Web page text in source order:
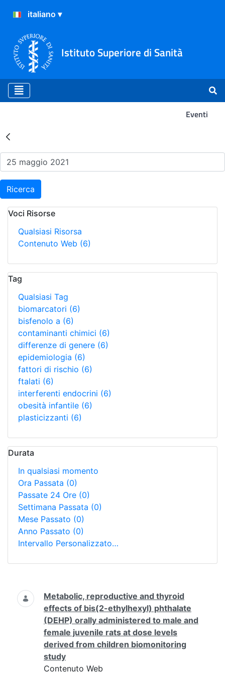
Istituto Superiore di Sanità
Eventi
Risultati della Ricerca -
Ricerca
Voci Risorse
Qualsiasi Risorsa
Contenuto Web (6)
Tag
Qualsiasi Tag
biomarcatori (6)
bisfenolo a (6)
contaminanti chimici (6)
differenze di genere (6)
epidemiologia (6)
fattori di rischio (6)
ftalati (6)
interferenti endocrini (6)
obesità infantile (6)
plasticizzanti (6)
Durata
In qualsiasi momento
Ora Passata (0)
Passate 24 Ore (0)
Settimana Passata (0)
Mese Passato (0)
Anno Passato (0)
Intervallo Personalizzato…
Ricerca
Metabolic, reproductive and thyroid
effects of bis(2-ethylhexyl) phthalate
(DEHP) orally administered to male and
female juvenile rats at dose levels
derived from children biomonitoring
study
Contenuto Web